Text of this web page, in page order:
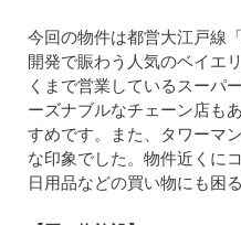
今回の物件は都営大江戸線
開発で賑わう人気のベイエ
くまで営業しているスーパ
ーズナブルなチェーン店も
すめです。また、タワーマ
な印象でした。物件近くに
日用品などの買い物にも困